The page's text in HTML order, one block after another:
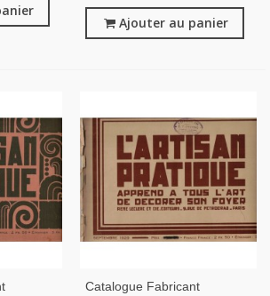
Ajouter au panier
Catalogue Fabricant